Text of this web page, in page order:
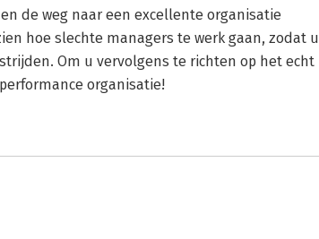
de weg naar een excellente organisatie
hoe slechte managers te werk gaan, zodat u
Om u vervolgens te richten op het echt
organisatie!